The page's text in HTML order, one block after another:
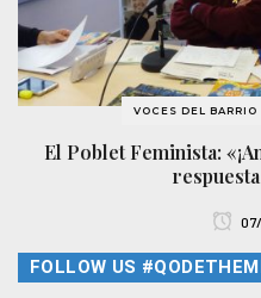
VOCES DEL BARRIO
El Poblet Feminista:
FOLLOW US